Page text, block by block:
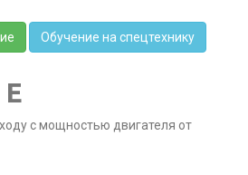
Обучение на спецтехнику
с мощностью двигателя от